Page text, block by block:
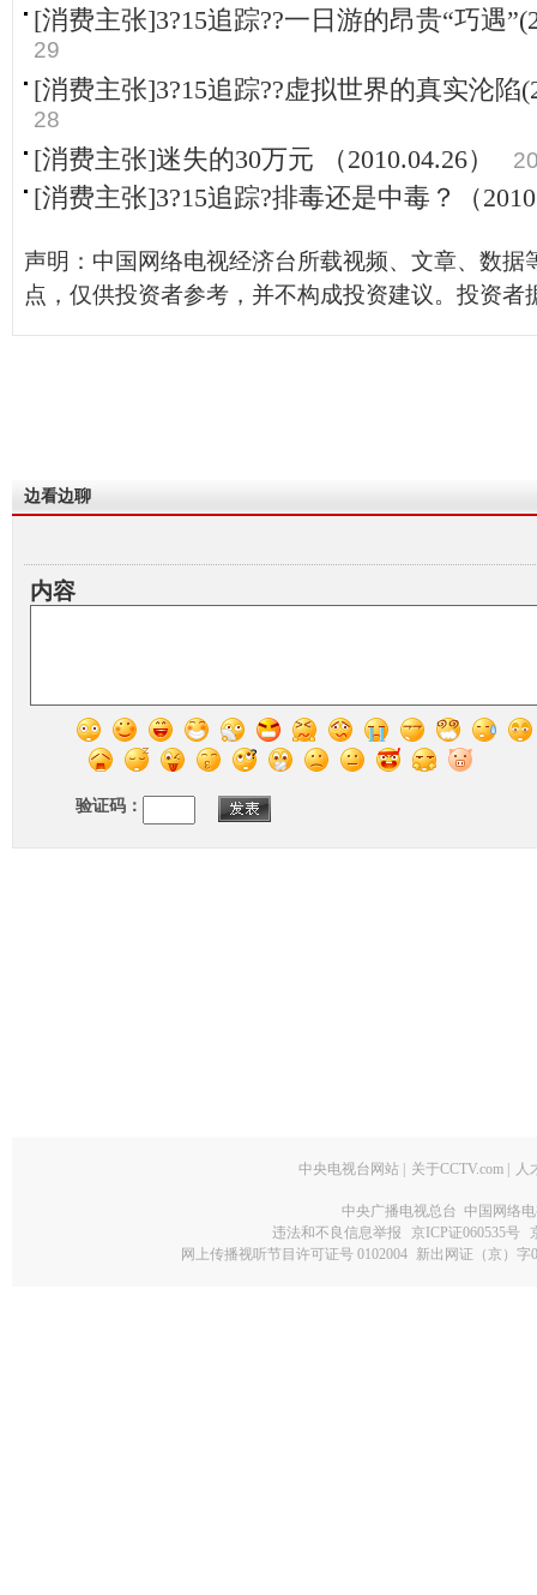
[消费主张]3?15追踪??一日游的昂贵“巧遇
29
[消费主张]3?15追踪??虚拟世界的真实沦陷
28
[消费主张]迷失的30万元 （2010.04.26）
[消费主张]3?15追踪?排毒还是中毒？（
声明：中国网络电视经济台所载视频、文章、数据
点，仅供投资者参考，并不构成投资建议。投资者
边看边聊
内容
验证码：
中央电视台网站 关于CCTV.com 人
中央广播电视总台 中国网络
违法和不良信息举报
京ICP证060535号
网上传播视听节目许可证号 0102004 新出网证（京）